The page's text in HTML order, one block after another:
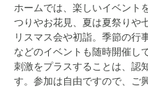
ホームでは、楽しいイベント
つりやお花見、夏は夏祭りや
リスマス会や初詣。季節の行
などのイベントも随時開催し
刺激をプラスすることは、認
す。参加は自由ですので、ご